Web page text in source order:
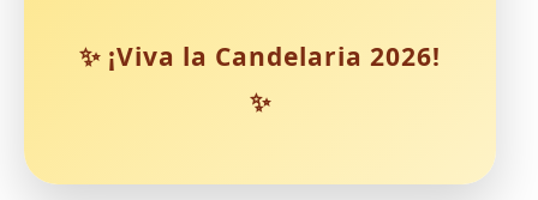
✨ ¡Viva la Candelaria 2026!
✨